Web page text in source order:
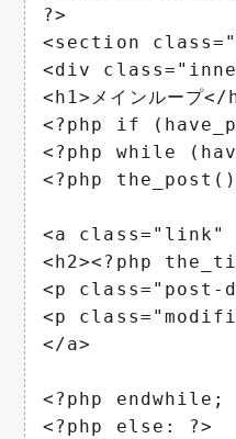
?>
<section
<div
<h1>メインループ</
<?php if
<?php while
<?php
<a class="link"
<h2><?php
<p class="post-
<p
</a>
<?php endwhile;
<?php else: ?>